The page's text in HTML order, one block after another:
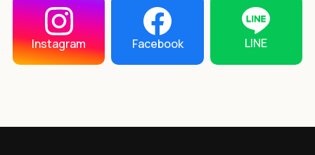
Instagram Facebook LINE